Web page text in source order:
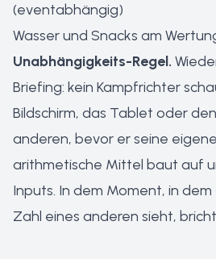
(eventabhängig)
Wasser und Snacks am
Unabhängigkeits-Regel.
Briefing: kein Kampfrichter
Bildschirm, das Tablet oder
anderen, bevor er seine
arithmetische Mittel baut auf
Inputs. In dem Moment, in
Zahl eines anderen sieht,